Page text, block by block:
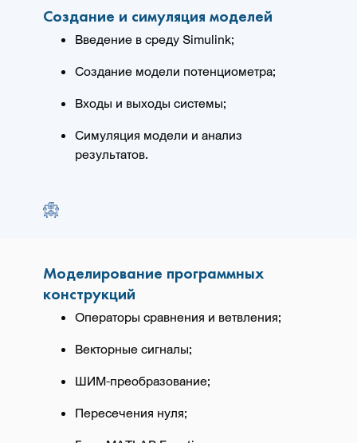
Создание и симуляция моделей
Введение в среду Simulink;
Создание модели потенциометра;
Входы и выходы системы;
Симуляция модели и анализ
результатов.
Моделирование программных
конструкций
Операторы сравнения и ветвления;
Векторные сигналы;
ШИМ-преобразование;
Пересечения нуля;